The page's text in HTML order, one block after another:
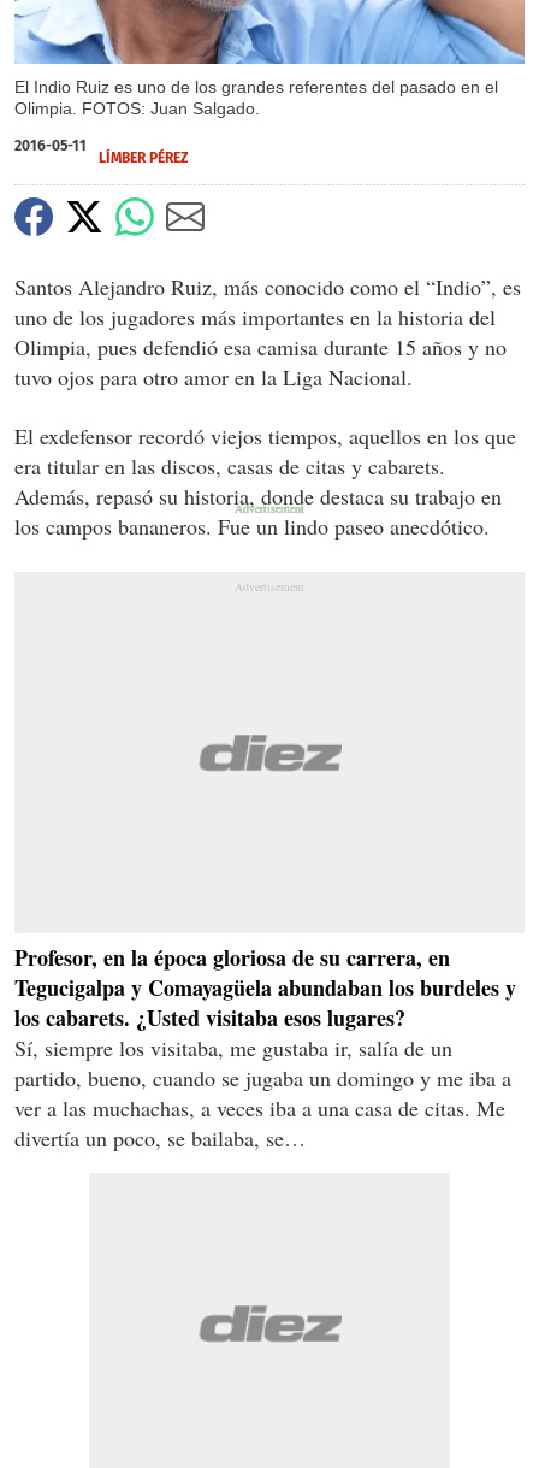
El Indio Ruiz es uno de los grandes referentes del pasado en el
Olimpia. FOTOS: Juan Salgado.
2016-05-11
LÍMBER PÉREZ
Santos Alejandro Ruiz, más conocido como el “Indio”, es
uno de los jugadores más importantes en la historia del
Olimpia, pues defendió esa camisa durante 15 años y no
tuvo ojos para otro amor en la Liga Nacional.
El exdefensor recordó viejos tiempos, aquellos en los que
era titular en las discos, casas de citas y cabarets.
Además, repasó su historia, donde destaca su trabajo en
los campos bananeros. Fue un lindo paseo anecdótico.
Profesor, en la época gloriosa de su carrera, en
Tegucigalpa y Comayagüela abundaban los burdeles y
los cabarets. ¿Usted visitaba esos lugares?
Sí, siempre los visitaba, me gustaba ir, salía de un
partido, bueno, cuando se jugaba un domingo y me iba a
ver a las muchachas, a veces iba a una casa de citas. Me
divertía un poco, se bailaba, se…